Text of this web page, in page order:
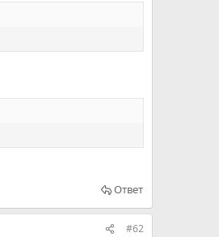
Ответ
#62